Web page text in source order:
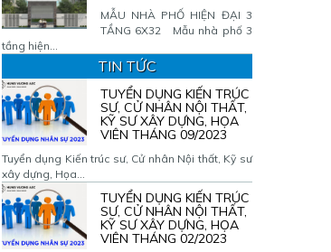
MẪU NHÀ PHỐ HIỆN ĐẠI 3
TẦNG 6X32 Mẫu nhà phố 3
tầng hiện...
TIN TỨC
TUYỂN DỤNG KIẾN TRÚC
SƯ, CỬ NHÂN NỘI THẤT,
KỸ SƯ XÂY DỰNG, HỌA
VIÊN THÁNG 09/2023
Tuyển dụng Kiến trúc sư, Cử nhân Nội thất, Kỹ sư
xây dựng, Họa...
TUYỂN DỤNG KIẾN TRÚC
SƯ, CỬ NHÂN NỘI THẤT,
KỸ SƯ XÂY DỰNG, HỌA
VIÊN THÁNG 02/2023